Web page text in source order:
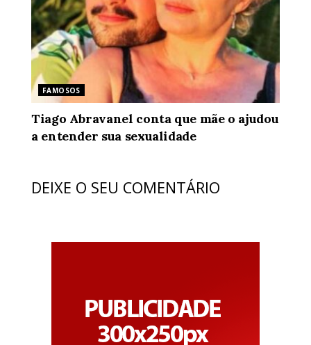
FAMOSOS
Tiago Abravanel conta que mãe o ajudou
a entender sua sexualidade
DEIXE O SEU COMENTÁRIO